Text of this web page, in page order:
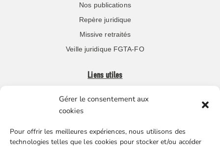
Gérer le consentement aux
cookies
Pour offrir les meilleures expériences, nous utilisons des
technologies telles que les cookies pour stocker et/ou accéder
Nos publications
Repère juridique
Missive retraités
Veille juridique FGTA-FO
Liens utiles
Boutique en ligne
Nos partenaires